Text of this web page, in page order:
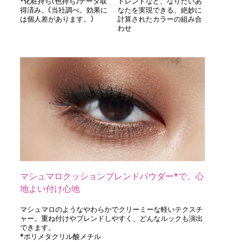
得済み。(当社調べ。効果に
は個人差があります。)
なたを実現できる、絶妙に
計算されたカラーの組み合
わせ
マシュマロクッションブレンドパウダー*で、心
地よい付け心地
マシュマロのようなやわらかでクリーミーな軽いテクスチ
ャー。重ね付けやブレンドしやすく、どんなルックも演出
できます。
*ポリメタクリル酸メチル